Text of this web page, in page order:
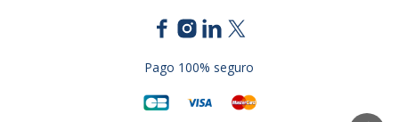
Pago 100% seguro